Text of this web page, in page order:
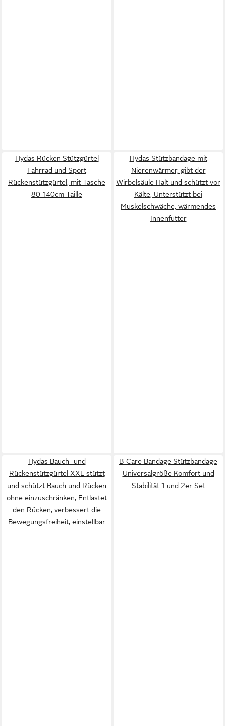
Hydas Rücken Stützgürtel
Fahrrad und Sport
Rückenstützgürtel, mit Tasche
80-140cm Taille
Hydas Stützbandage mit
Nierenwärmer, gibt der
Wirbelsäule Halt und schützt vor
Kälte, Unterstützt bei
Muskelschwäche, wärmendes
Innenfutter
Hydas Bauch- und
Rückenstützgürtel XXL stützt
und schützt Bauch und Rücken
ohne einzuschränken, Entlastet
den Rücken, verbessert die
Bewegungsfreiheit, einstellbar
B-Care Bandage Stützbandage
Universalgröße Komfort und
Stabilität 1 und 2er Set